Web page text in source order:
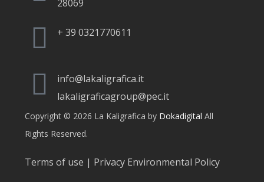
28069
+39 0321770611
info@lakaligrafica.it
lakaligraficagroup@pec.it
Copyright © 2026 La Kaligrafica by Dokadigital All
Rights Reserved.
Terms of use | Privacy Environmental Policy